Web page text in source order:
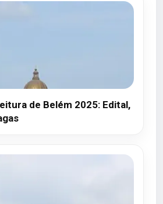
de Belém 2025: Edital,